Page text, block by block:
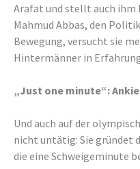
Arafat und stellt auch ihm
Mahmud Abbas, den
Bewegung, versucht sie
Hintermänner in
„Just one minute“:
Und auch auf der
nicht untätig: Sie gründet
die eine Schweigeminute